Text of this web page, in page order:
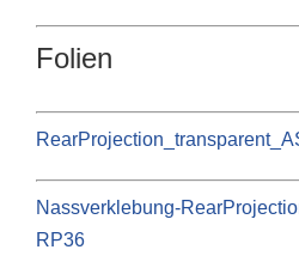
Folien
Nassverklebung-
RP36